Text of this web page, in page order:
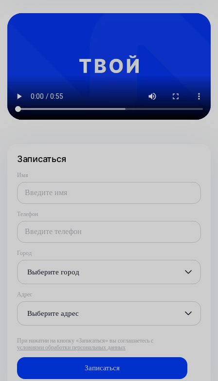
Записаться
Имя
Телефон
Город
Выберите город
Адрес
Выберите адрес
При нажатии на кнопку «Записаться» вы соглашаетесь с
условиями обработки персональных данных